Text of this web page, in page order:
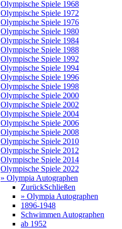
Olympische Spiele 1968
Olympische Spiele 1972
Olympische Spiele 1976
Olympische Spiele 1980
Olympische Spiele 1984
Olympische Spiele 1988
Olympische Spiele 1992
Olympische Spiele 1994
Olympische Spiele 1996
Olympische Spiele 1998
Olympische Spiele 2000
Olympische Spiele 2002
Olympische Spiele 2004
Olympische Spiele 2006
Olympische Spiele 2008
Olympische Spiele 2010
Olympische Spiele 2012
Olympische Spiele 2014
Olympische Spiele 2022
» Olympia Autographen
ZurückSchließen
» Olympia Autographen
1896-1948
Schwimmen Autographen
ab 1952